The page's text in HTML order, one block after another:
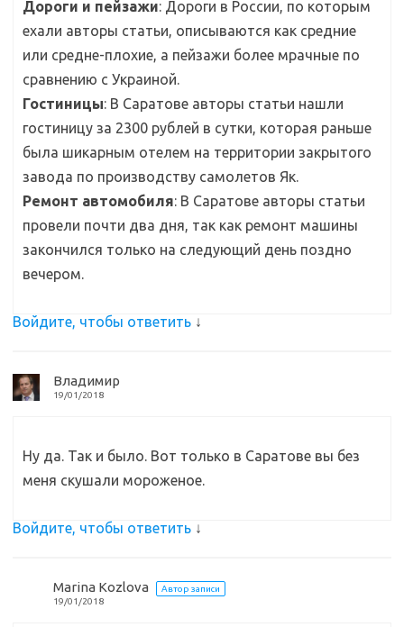
Дороги и пейзажи: Дороги в России, по которым
ехали авторы статьи, описываются как средние
или средне-плохие, а пейзажи более мрачные по
сравнению с Украиной.
Гостиницы: В Саратове авторы статьи нашли
гостиницу за 2300 рублей в сутки, которая раньше
была шикарным отелем на территории закрытого
завода по производству самолетов Як.
Ремонт автомобиля: В Саратове авторы статьи
провели почти два дня, так как ремонт машины
закончился только на следующий день поздно
вечером.
Войдите, чтобы ответить ↓
Владимир
19/01/2018
Ну да. Так и было. Вот только в Саратове вы без
меня скушали мороженое.
Войдите, чтобы ответить ↓
Marina Kozlova
Автор записи
19/01/2018